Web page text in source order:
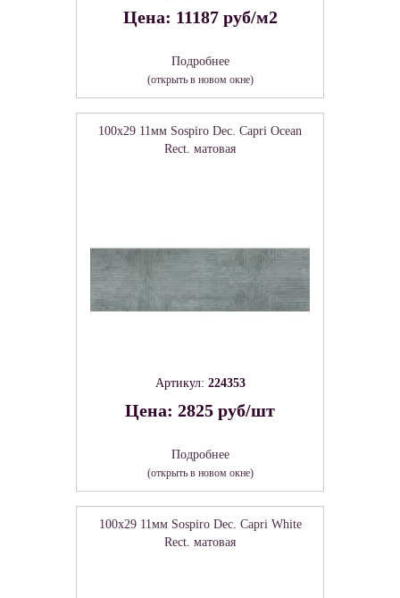
Цена: 11187 руб/м2
Подробнее
(открыть в новом окне)
100x29 11мм Sospiro Dec. Capri Ocean
Rect. матовая
Артикул: 224353
Цена: 2825 руб/шт
Подробнее
(открыть в новом окне)
100x29 11мм Sospiro Dec. Capri White
Rect. матовая